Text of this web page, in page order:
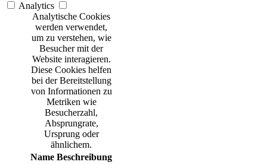
Analytics
Analytische Cookies
werden verwendet,
um zu verstehen, wie
Besucher mit der
Website interagieren.
Diese Cookies helfen
bei der Bereitstellung
von Informationen zu
Metriken wie
Besucherzahl,
Absprungrate,
Ursprung oder
ähnlichem.
Name Beschreibung